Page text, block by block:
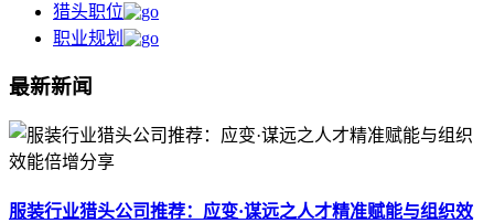
猎头职位
职业规划
最新新闻
服装行业猎头公司推荐：应变·谋远之人才精准赋能与组织效